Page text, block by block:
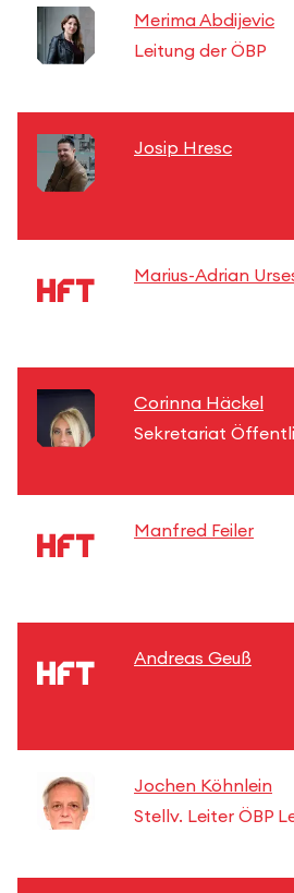
Merima Abdijevic
Leitung der ÖBP
Josip Hresc
Marius-Adrian
Corinna Häckel
Sekretariat
Manfred Feiler
Andreas Geuß
Jochen Köhnlein
Stellv. Leiter ÖBP